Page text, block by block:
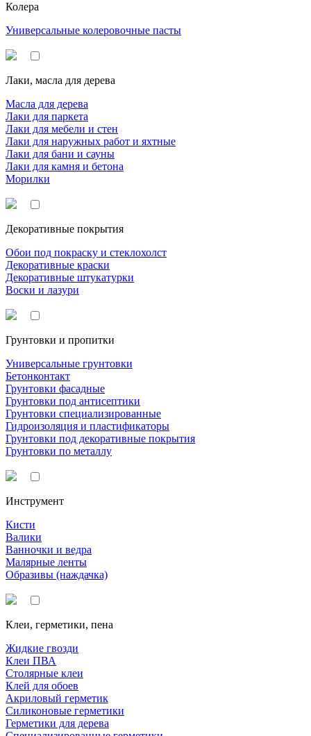
Колера
Универсальные колеровочные пасты
Лаки, масла для дерева
Масла для дерева
Лаки для паркета
Лаки для мебели и стен
Лаки для наружных работ и яхтные
Лаки для бани и сауны
Лаки для камня и бетона
Морилки
Декоративные покрытия
Обои под покраску и стеклохолст
Декоративные краски
Декоративные штукатурки
Воски и лазури
Грунтовки и пропитки
Универсальные грунтовки
Бетонконтакт
Грунтовки фасадные
Грунтовки под антисептики
Грунтовки специализированные
Гидроизоляция и пластификаторы
Грунтовки под декоративные покрытия
Грунтовки по металлу
Инструмент
Кисти
Валики
Ванночки и ведра
Малярные ленты
Образивы (наждачка)
Клеи, герметики, пена
Жидкие гвозди
Клеи ПВА
Столярные клеи
Клей для обоев
Акриловый герметик
Силиконовые герметики
Герметики для дерева